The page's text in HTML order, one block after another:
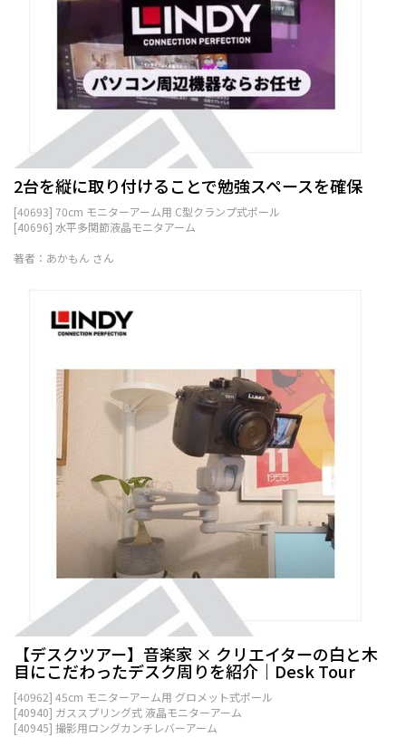
2台を縦に取り付けることで勉強スペースを確保
[40693] 70cm モニターアーム用 C型クランプ式ポール
[40696] 水平多関節液晶モニタアーム
著者：あかもん さん
【デスクツアー】音楽家 × クリエイターの白と木
目にこだわったデスク周りを紹介｜Desk Tour
[40962] 45cm モニターアーム用 グロメット式ポール
[40940] ガススプリング式 液晶モニターアーム
[40945] 撮影用ロングカンチレバーアーム